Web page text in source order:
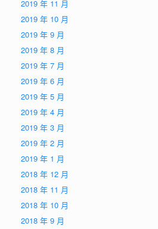
2019 年 11 月
2019 年 10 月
2019 年 9 月
2019 年 8 月
2019 年 7 月
2019 年 6 月
2019 年 5 月
2019 年 4 月
2019 年 3 月
2019 年 2 月
2019 年 1 月
2018 年 12 月
2018 年 11 月
2018 年 10 月
2018 年 9 月